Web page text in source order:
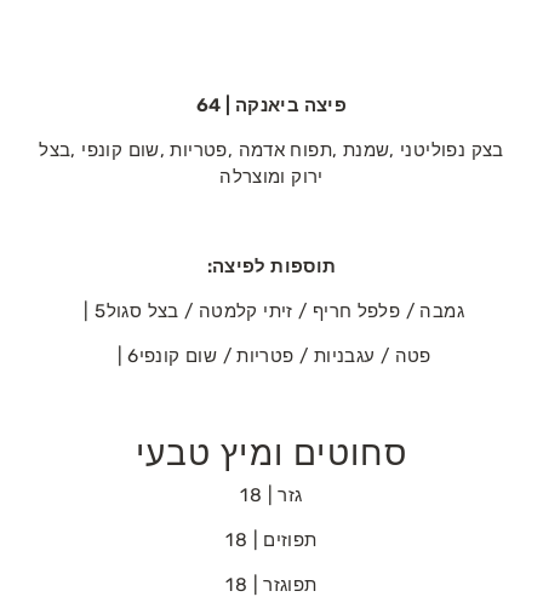
פיצה‭ ‬ביאנקה | 64
בצק‭ ‬נפוליטני‭, ‬שמנת‭, ‬תפוח‭ ‬אדמה‭, ‬פטריות‭, ‬שום‭ ‬קונפי‭, ‬בצל‭
‬ירוק‭ ‬ומוצרלה
תוספות‭ ‬לפיצה‭:‬
גמבה‭ / ‬פלפל‭ ‬חריף‭ / ‬זיתי‭ ‬קלמטה‭ / ‬בצל‭ ‬סגול‭ | ‬5
פטה‭ / ‬עגבניות‭ / ‬פטריות‭ / ‬שום‭ ‬קונפי‭ | ‬6
סחוטים ומיץ טבעי
גזר | 18
תפוזים | 18
תפוגזר | 18